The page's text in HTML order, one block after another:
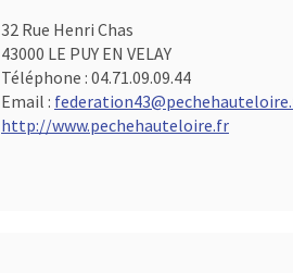
32 Rue Henri Chas
43000 LE PUY EN VELAY
Téléphone : 04.71.09.09.44
Email :
http://www.pechehauteloire.fr